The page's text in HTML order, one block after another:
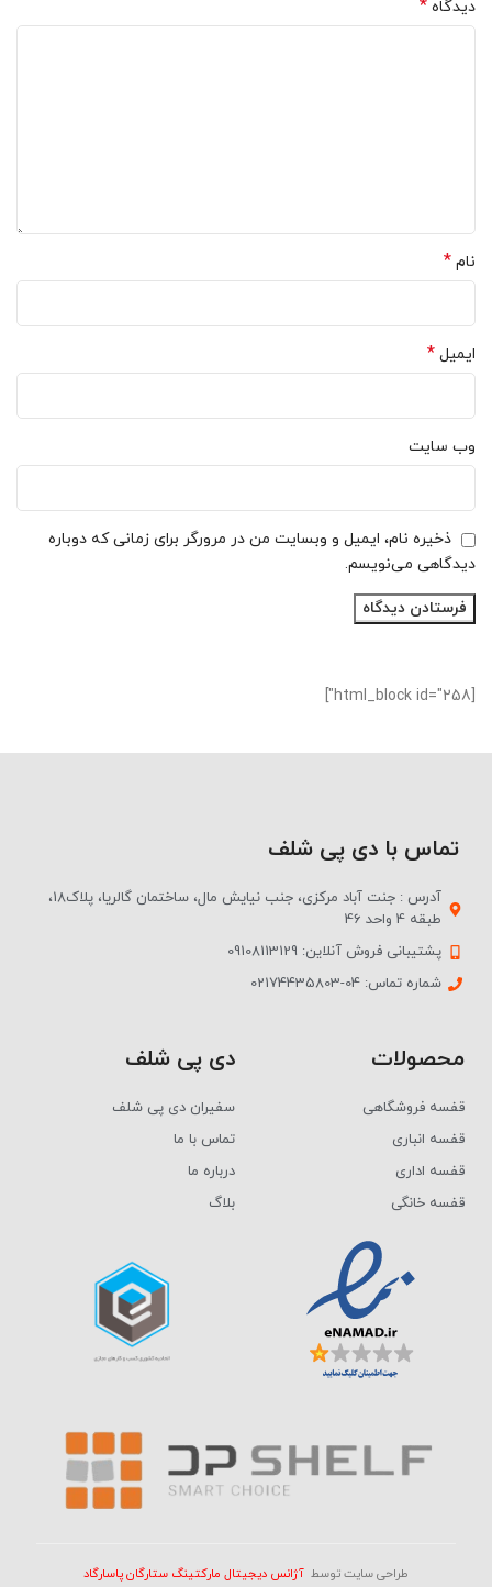
دیدگاه *
نام *
ایمیل *
وب‌ سایت
ذخیره نام، ایمیل و وبسایت من در مرورگر برای زمانی که دوباره
دیدگاهی می‌نویسم.
[html_block id="258"]
تماس با دی پی شلف
آدرس : جنت آباد مرکزی، جنب نیایش مال، ساختمان گالریا، پلاک18،
طبقه 4 واحد 46
پشتیبانی فروش آنلاین: 09108113129
شماره تماس: 04-02174435803
محصولات
قفسه فروشگاهی
قفسه انباری
قفسه اداری
قفسه خانگی
دی پی شلف
سفیران دی پی شلف
تماس با ما
درباره ما
بلاگ
طراحی سایت توسطآژانس دیجیتال مارکتینگ ستارگان پاسارگاد